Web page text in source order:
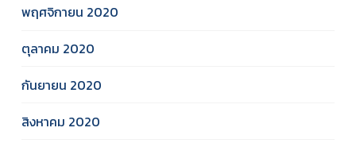
พฤศจิกายน 2020
ตุลาคม 2020
กันยายน 2020
สิงหาคม 2020